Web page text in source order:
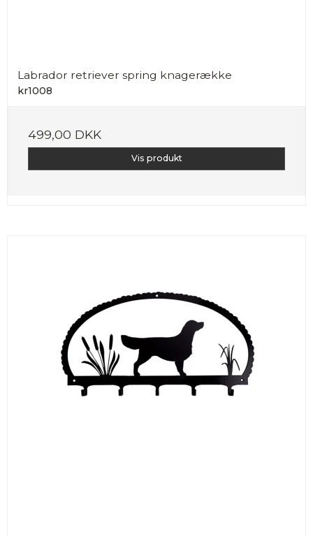
Labrador retriever spring knagerække
kr1008
499,00 DKK
Vis produkt